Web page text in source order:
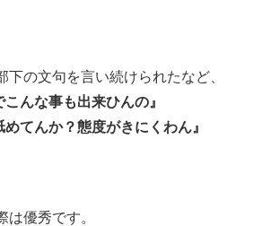
下の文句を言い続けられたなど、
んな事も出来ひんの』
めてんか？態度がきにくわん』
は優秀です。